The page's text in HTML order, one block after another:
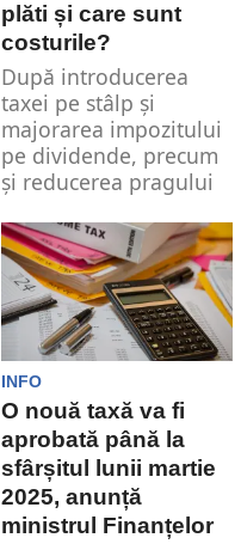
plăti și care sunt
costurile?
După introducerea
taxei pe stâlp și
majorarea impozitului
pe dividende, precum
și reducerea pragului
INFO
O nouă taxă va fi
aprobată până la
sfârșitul lunii martie
2025, anunță
ministrul Finanțelor